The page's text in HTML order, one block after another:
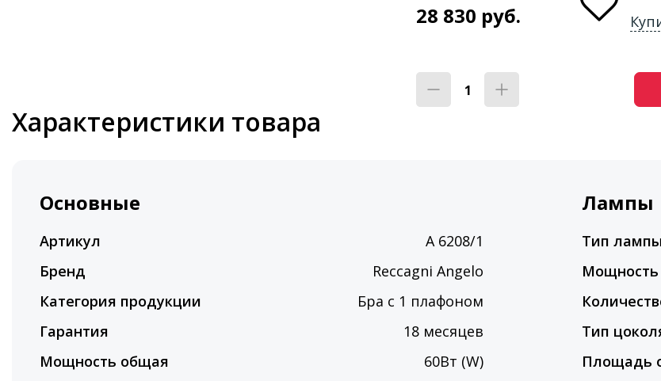
28 830 руб.
Характеристики товара
Основные
Артикул
A 6208/1
Бренд
Reccagni Angelo
Категория продукции
Бра с 1 плафоном
Гарантия
18 месяцев
Мощность общая
60Вт (W)
Лампы
Тип лампы
Тип
Площадь